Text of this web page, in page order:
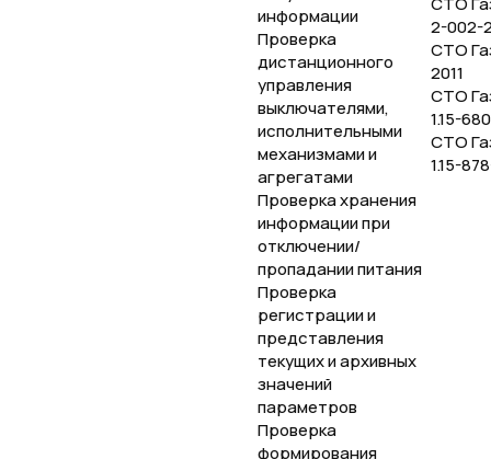
информации
Проверка
дистанционного
управления
выключателями,
исполнительными
механизмами и
агрегатами
Проверка хранения
информации при
отключении/
пропадании питания
Проверка
регистрации и
представления
текущих и архивных
значений
параметров
Проверка
формирования
2-002-
СТО
2011
СТО
1.15-
СТО
1.15-